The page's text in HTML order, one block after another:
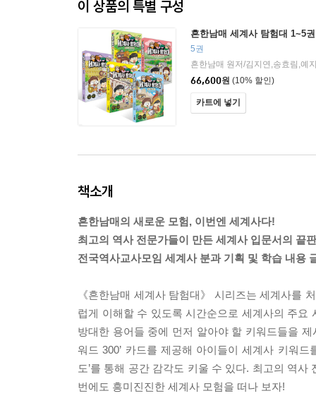
이 상품의 특별 구성
흔한남매 세계사 탐험대 1~5
5권
66,600원 (10% 할인)
카트에 넣기
책소개
흔한남매의 새로운 모험, 이번엔 세계사다!
최고의 역사 전문가들이 만든 세계사 입문서의 끝
전국역사교사모임 세계사 분과 기획 및 학습 내용
《흔한남매 세계사 탐험대》 시리즈는 세계사를
럽게 이해할 수 있도록 시간순으로 세계사의 주
방대한 용어들 중에 먼저 알아야 할 키워드들을
워드 300’ 카드를 제공해 아이들이 세계사 키워
도’를 통해 공간 감각도 키울 수 있다. 최고의 역
번에도 흥미진진한 세계사 모험을 떠나 보자!